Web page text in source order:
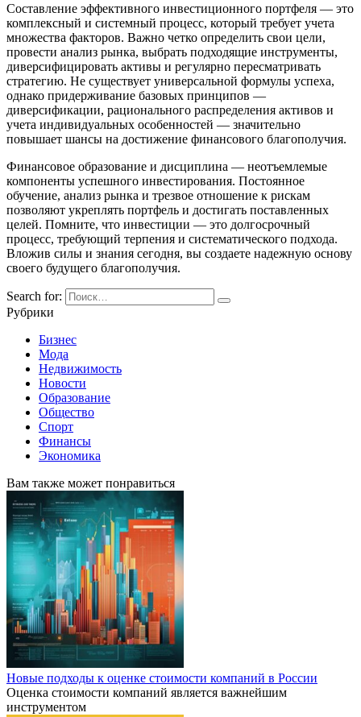
Составление эффективного инвестиционного портфеля — это
комплексный и системный процесс, который требует учета
множества факторов. Важно четко определить свои цели,
провести анализ рынка, выбрать подходящие инструменты,
диверсифицировать активы и регулярно пересматривать
стратегию. Не существует универсальной формулы успеха,
однако придерживание базовых принципов —
диверсификации, рационального распределения активов и
учета индивидуальных особенностей — значительно
повышает шансы на достижение финансового благополучия.
Финансовое образование и дисциплина — неотъемлемые
компоненты успешного инвестирования. Постоянное
обучение, анализ рынка и трезвое отношение к рискам
позволяют укреплять портфель и достигать поставленных
целей. Помните, что инвестиции — это долгосрочный
процесс, требующий терпения и систематического подхода.
Вложив силы и знания сегодня, вы создаете надежную основу
своего будущего благополучия.
Search for:
Рубрики
Бизнес
Мода
Недвижимость
Новости
Образование
Общество
Спорт
Финансы
Экономика
Вам также может понравиться
Новые подходы к оценке стоимости компаний в России
Оценка стоимости компаний является важнейшим
инструментом